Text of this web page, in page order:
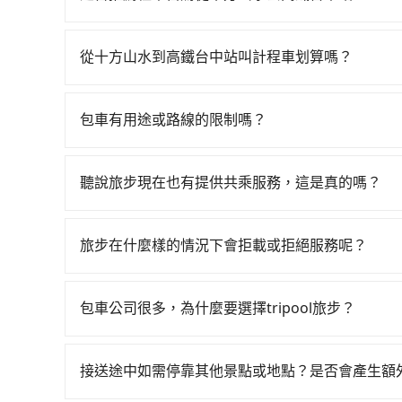
程加上轉車時間共1小時34分鐘，假設4位同行，
全程使用tripool並到府專車接送，則每人平均花
天就要來回，那在嘉義路邊可隨租隨借的iRent應
估進去，但額外的汽車保險與可能的罰單都需自
理，每一次租車都好像在開樂透一樣。另外，偶
遇到下雨天或者載行李時，就顯得非常不便。
從十方山水到高鐵台中站叫計程車划算嗎？
元間，但如改預約tripool可省高達$700。但如果
以上，無論在價格或服務品質上，tripool都是你從
包車有用途或路線的限制嗎？
墓、包車旅遊、參加喜宴/喪禮、就醫回診、登山
子收據。
聽說旅步現在也有提供共乘服務，這是真的嗎？
到府接送，機場、通勤共乘、大型活動接送都適合！
旅步在什麼樣的情況下會拒載或拒絕服務呢？
訂購時填寫的數量。請務必確實填寫當日實際攜
包車公司很多，為什麼要選擇tripool旅步？
途安全無憂，我們的司機都是專業且可靠的職業
接送途中如需停靠其他景點或地點？是否會產生額